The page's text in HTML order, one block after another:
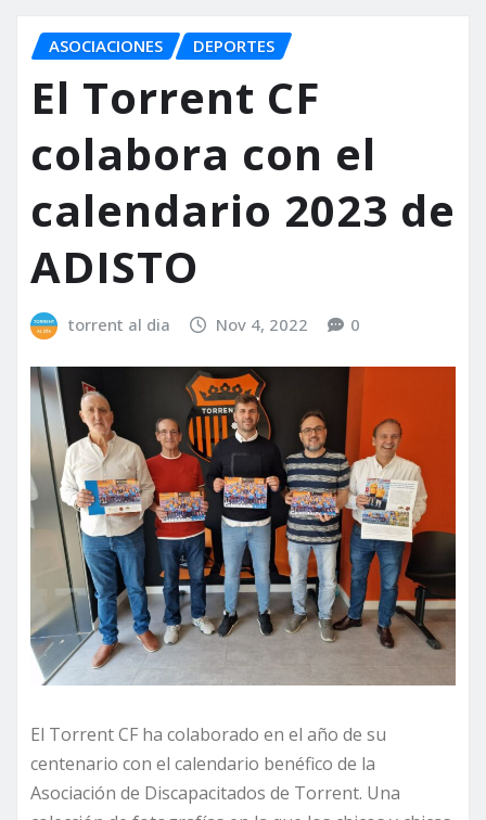
ASOCIACIONES DEPORTES
El Torrent CF
colabora con el
calendario 2023 de
ADISTO
torrent al dia Nov 4, 2022 0
El Torrent CF ha colaborado en el año de su
centenario con el calendario benéfico de la
Asociación de Discapacitados de Torrent. Una